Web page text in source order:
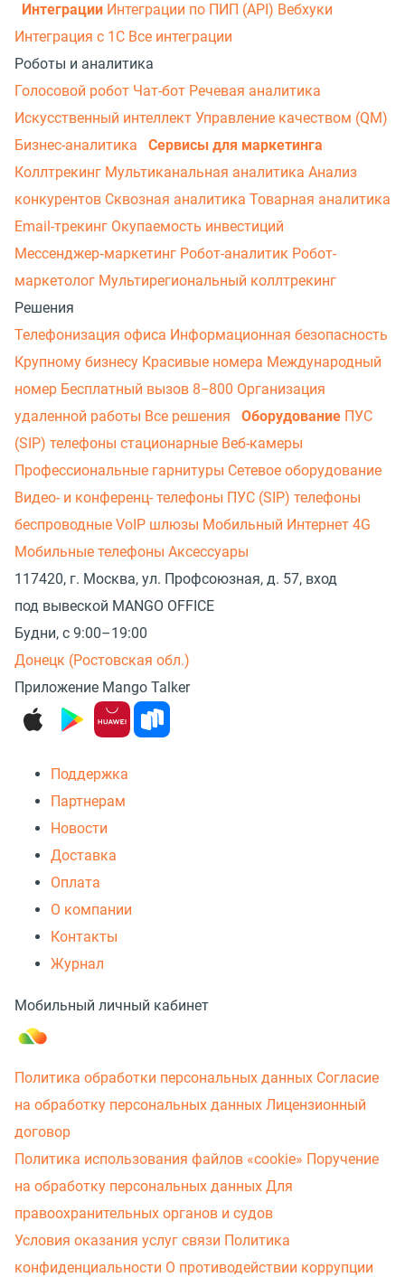
Интеграции Интеграции по ПИП (API) Вебхуки
Интеграция с 1С Все интеграции
Роботы и аналитика
Голосовой робот Чат-бот Речевая аналитика
Искусственный интеллект Управление качеством (QM)
Бизнес-аналитика
Сервисы для маркетинга
Коллтрекинг Мультиканальная аналитика Анализ
конкурентов Сквозная аналитика Товарная аналитика
Email-трекинг Окупаемость инвестиций
Мессенджер‑маркетинг Робот-аналитик Робот-
маркетолог Мультирегиональный коллтрекинг
Решения
Телефонизация офиса Информационная безопасность
Крупному бизнесу Красивые номера Международный
номер Бесплатный вызов 8−800 Организация
удаленной работы Все решения Оборудование ПУС
(SIP) телефоны стационарные Веб-камеры
Профессиональные гарнитуры Сетевое оборудование
Видео- и конференц- телефоны ПУС (SIP) телефоны
беспроводные VoIP шлюзы Мобильный Интернет 4G
Мобильные телефоны Аксессуары
117420, г. Москва, ул. Профсоюзная, д. 57, вход
под вывеской MANGO OFFICE
Будни, с 9:00–19:00
Донецк (Ростовская обл.)
Приложение Mango Talker
Поддержка
Партнерам
Новости
Доставка
Оплата
О компании
Контакты
Журнал
Мобильный личный кабинет
Политика обработки персональных данных Согласие
на обработку персональных данных Лицензионный
договор
Политика использования файлов «cookie» Поручение
на обработку персональных данных Для
правоохранительных органов и судов
Условия оказания услуг связи Политика
конфиденциальности О противодействии коррупции